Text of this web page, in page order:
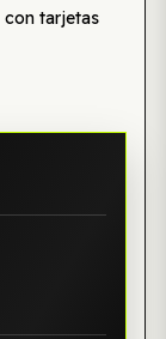
con tarjetas